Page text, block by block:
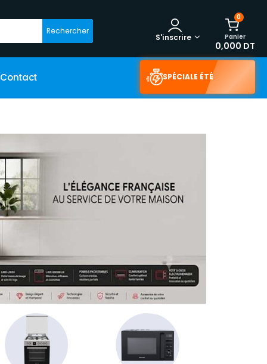
Rechercher
0
Panier
0,000 DT
S'inscrire
Contact SPÉCIALE ÉTÉ